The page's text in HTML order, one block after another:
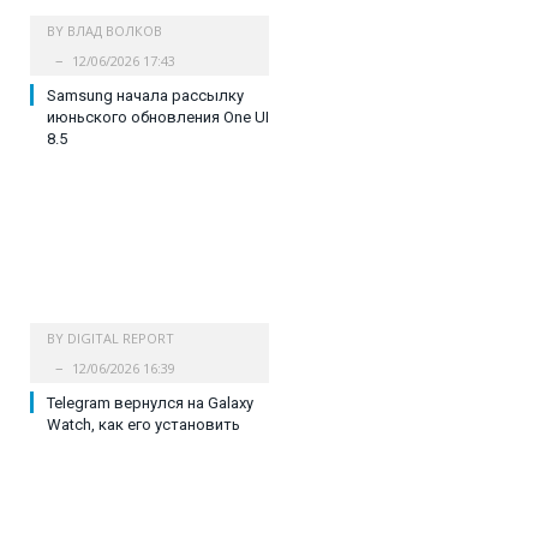
BY ВЛАД ВОЛКОВ
12/06/2026 17:43
Samsung начала рассылку
июньского обновления One UI
8.5
BY DIGITAL REPORT
12/06/2026 16:39
Telegram вернулся на Galaxy
Watch, как его установить